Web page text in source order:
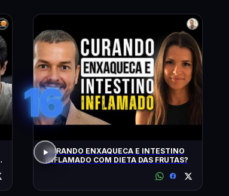
16
CURANDO ENXAQUECA E INTESTINO
INFLAMADO COM DIETA DAS FRUTAS?